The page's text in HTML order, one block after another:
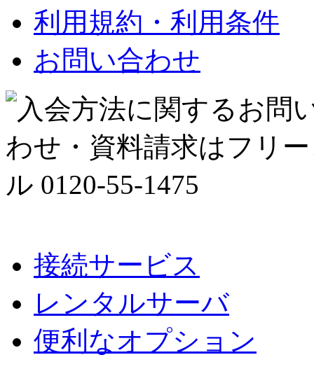
利用規約・利用条件
お問い合わせ
接続サービス
レンタルサーバ
便利なオプション